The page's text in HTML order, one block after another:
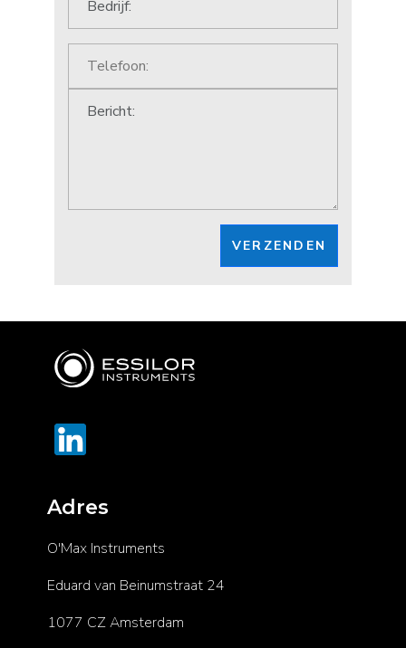
VERZENDEN
Adres
O'Max Instruments
Eduard van Beinumstraat 24
1077 CZ Amsterdam